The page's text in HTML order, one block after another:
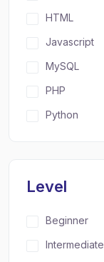
HTML
Javascript
MySQL
PHP
Python
Level
Beginner
Intermediate